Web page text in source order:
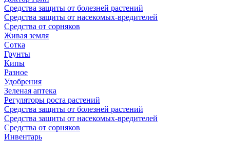
Средства защиты от болезней растений
Средства защиты от насекомых-вредителей
Средства от сорняков
Живая земля
Сотка
Грунты
Кипы
Разное
Удобрения
Зеленая аптека
Регуляторы роста растений
Средства защиты от болезней растений
Средства защиты от насекомых-вредителей
Средства от сорняков
Инвентарь